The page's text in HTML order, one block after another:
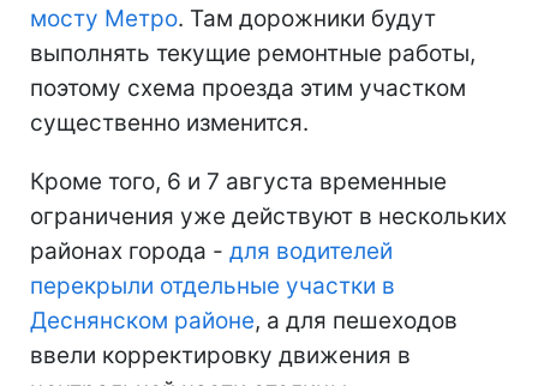
мосту Метро. Там дорожники будут
выполнять текущие ремонтные работы,
поэтому схема проезда этим участком
существенно изменится.
Кроме того, 6 и 7 августа временные
ограничения уже действуют в нескольких
районах города - для водителей
перекрыли отдельные участки в
Деснянском районе, а для пешеходов
ввели корректировку движения в